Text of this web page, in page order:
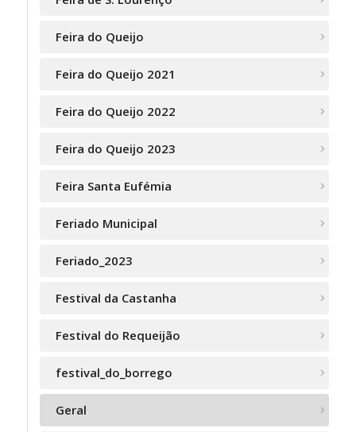
Feira do Queijo
Feira do Queijo 2021
Feira do Queijo 2022
Feira do Queijo 2023
Feira Santa Eufémia
Feriado Municipal
Feriado_2023
Festival da Castanha
Festival do Requeijão
festival_do_borrego
Geral